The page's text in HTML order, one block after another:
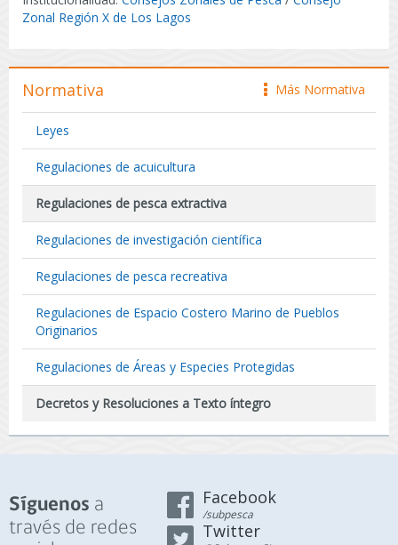
Zonal Región X de Los Lagos
icono
Más Normativa
Normativa
Leyes
Regulaciones de acuicultura
Regulaciones de pesca extractiva
Regulaciones de investigación científica
Regulaciones de pesca recreativa
Regulaciones de Espacio Costero Marino de Pueblos
Originarios
Regulaciones de Áreas y Especies Protegidas
Decretos y Resoluciones a Texto íntegro
Síguenos a
través de redes
Facebook
/subpesca
Twitter